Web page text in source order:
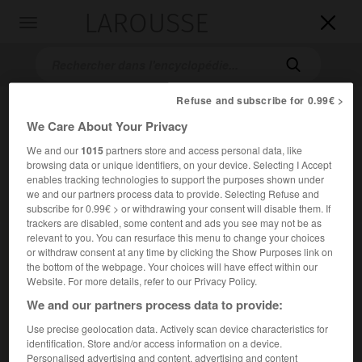


Accueil>Encyclopédie [personnage]>Antonio Noriega
AntonioNoriega
et 1938-Panamá 2017).
Refuse and subscribe for 0.99€ >
We Care About Your Privacy
We and our1015partners store and access personal data, like
browsing data or unique identifiers, on your device. Selecting I Accept
enables tracking technologies to support the purposes shown under
we and our partners process data to provide. Selecting Refuse and
subscribe for 0.99€ > or withdrawing your consent will disable them. If
trackers are disabled, some content and ads you see may not be as
relevant to you. You can resurface this menu to change your choices
or withdraw consent at any time by clicking the Show Purposes link on
the bottom of the webpage. Your choices will have effect within our
Website. For more details, refer to our Privacy Policy.
We and our partners process data to provide:
Use precise geolocation data. Actively scan device characteristics for
identification. Store and/or access information on a device.
Personalised advertising and content, advertising and content